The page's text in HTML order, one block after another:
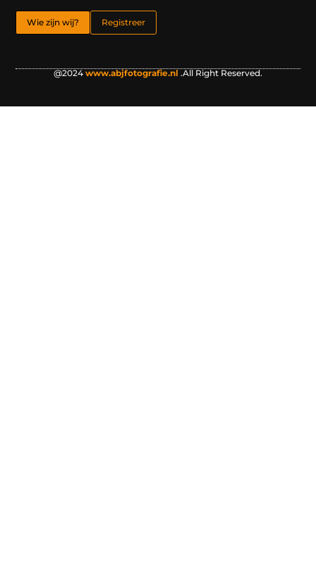
Wie zijn wij? Registreer
@2024 www.abjfotografie.nl .All Right Reserved.